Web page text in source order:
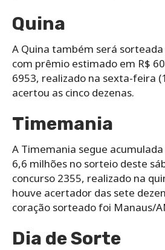
Quina
A Quina também será
com prêmio estimado em R$
6953, realizado na sexta-feira
acertou as cinco dezenas.
Timemania
A Timemania segue
6,6 milhões no sorteio deste
concurso 2355, realizado na
houve acertador das sete
coração sorteado foi Manaus/
Dia de Sorte